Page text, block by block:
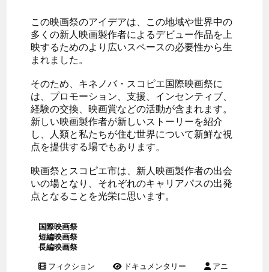
この映画祭のアイデアは、この地域や世界中の
多くの新人映画製作者によるデビュー作品を上
映するためのより広いスペースの必要性から生
まれました。
そのため、キネノバ・スコピエ国際映画祭に
は、プロモーション、支援、インセンティブ、
経験の交換、映画賞などの活動が含まれます。
新しい映画製作者が新しいストーリーを紹介
し、人類と私たちが住む世界について新鮮な視
点を提供する場でもあります。
映画祭とスコピエ市は、新人映画製作者の出会
いの場となり、それぞれのキャリアパスの出発
点となることを光栄に思います。
国際映画祭
短編映画祭
長編映画祭
フィクション ドキュメンタリー
アニ